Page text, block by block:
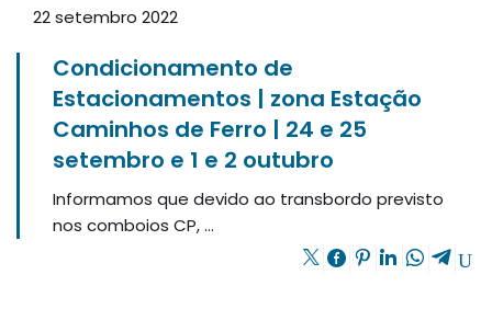
22 setembro 2022
Condicionamento de
Estacionamentos | zona Estação
Caminhos de Ferro | 24 e 25
setembro e 1 e 2 outubro
Informamos que devido ao transbordo previsto
nos comboios CP, ...